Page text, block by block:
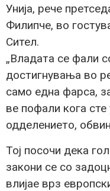
Унија, рече
Филипче, во
Сител.
„Владата се фали
достигнувања во
само една фарса,
ве пофали кога сте
одделението,
Тој посочи дека
закони се со
влијае врз